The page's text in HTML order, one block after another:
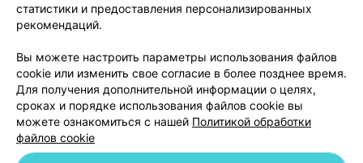
Написать руководителю 103.by
Персональные настройки cookie
Обработка персональных данных
статистики и предоставления персонализированных
рекомендаций.
Вы можете настроить параметры использования файлов
cookie или изменить свое согласие в более позднее время.
Для получения дополнительной информации о целях,
сроках и порядке использования файлов cookie вы
можете ознакомиться с нашей Политикой обработки
файлов cookie